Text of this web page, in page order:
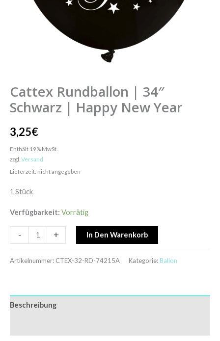
Cattex Rundballon | 34″
Schwarz | Happy New Year
3,25€
Enthält 19% MwSt.
zzgl. Versand
Lieferzeit: nicht angegeben
1 Stück
Verfügbarkeit: Vorrätig
- + In Den Warenkorb
Artikelnummer: CTEX-32-RD-74215A Kategorie: Ballon
Beschreibung